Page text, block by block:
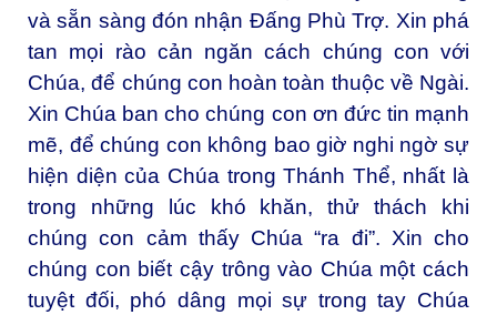
và sẵn sàng đón nhận Đấng Phù Trợ. Xin phá
tan mọi rào cản ngăn cách chúng con với
Chúa, để chúng con hoàn toàn thuộc về Ngài.
Xin Chúa ban cho chúng con ơn đức tin mạnh
mẽ, để chúng con không bao giờ nghi ngờ sự
hiện diện của Chúa trong Thánh Thể, nhất là
trong những lúc khó khăn, thử thách khi
chúng con cảm thấy Chúa “ra đi”. Xin cho
chúng con biết cậy trông vào Chúa một cách
tuyệt đối, phó dâng mọi sự trong tay Chúa